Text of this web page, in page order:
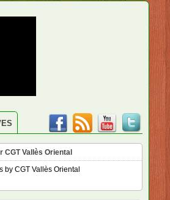
CGT Vallès Oriental
by CGT Vallès Oriental